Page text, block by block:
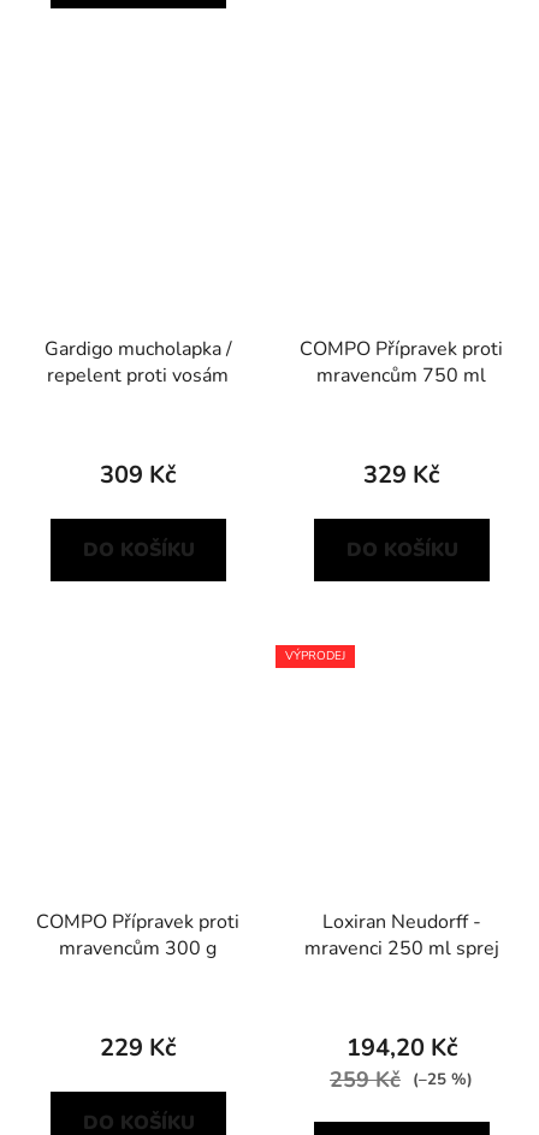
Gardigo mucholapka /
repelent proti vosám
309 Kč
DO KOŠÍKU
COMPO Přípravek proti
mravencům 750 ml
329 Kč
DO KOŠÍKU
COMPO Přípravek proti
mravencům 300 g
229 Kč
DO KOŠÍKU
VÝPRODEJ
Loxiran Neudorff -
mravenci 250 ml sprej
194,20 Kč
259 Kč (–25 %)